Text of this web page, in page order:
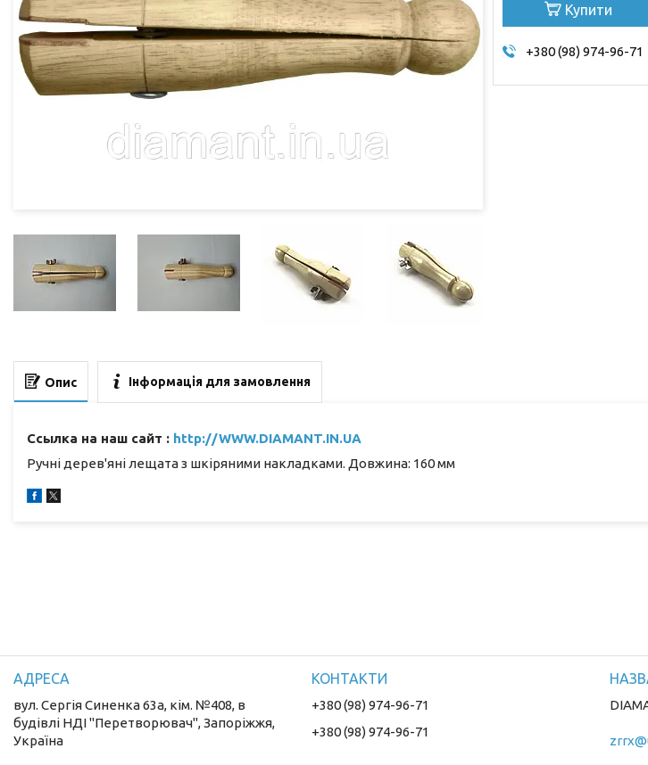
Купити
+380 (98) 974-96-71
Опис Інформація для замовлення
Ссылка на наш сайт : http://WWW.DIAMANT.IN.UA
Ручні дерев'яні лещата з шкіряними накладками. Довжина: 160 мм
вул. Сергія Синенка 63а, кім. №408, в
будівлі НДІ "Перетворювач", Запоріжжя,
Україна
+380 (98) 974-96-71
+380 (98) 974-96-71